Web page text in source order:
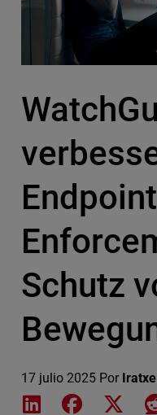
Schutz
17 julio 2025 Por
Share on LinkedIn
Share on